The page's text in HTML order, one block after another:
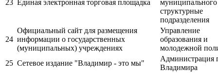
23 Единая электронная торговая площадка
муниципального
структурные
подразделения
24
Официальный сайт для размещения
информации о государственных
(муниципальных) учреждениях
Управление
образования и
молодежной
25 Сетевое издание "Владимир - это мы"
Администрация
Владимира